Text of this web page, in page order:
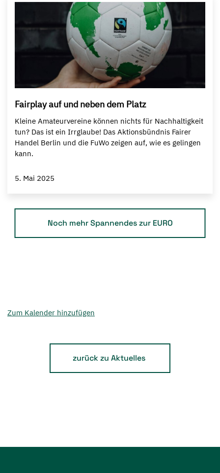
Fairplay auf und neben dem Platz
Kleine Amateurvereine können nichts für Nachhaltigkeit
tun? Das ist ein Irrglaube! Das Aktionsbündnis Fairer
Handel Berlin und die FuWo zeigen auf, wie es gelingen
kann.
5. Mai 2025
Noch mehr Spannendes zur EURO
Zum Kalender hinzufügen
zurück zu Aktuelles